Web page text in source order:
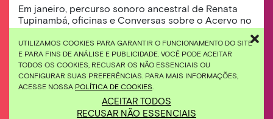
UTILIZAMOS COOKIES PARA GARANTIR O FUNCIONAMENTO DO SITE
E PARA FINS DE ANÁLISE E PUBLICIDADE. VOCÊ PODE ACEITAR
TODOS OS COOKIES, RECUSAR OS NÃO ESSENCIAIS OU
CONFIGURAR SUAS PREFERÊNCIAS. PARA MAIS INFORMAÇÕES,
ACESSE NOSSA POLÍTICA DE COOKIES
ACEITAR TODOS
RECUSAR NÃO ESSENCIAIS
Em janeiro, participe de um percurso sonoro
ancestral com Renata
Tupinambá, oficinas, Conversas sobre o
Acervo e muito mais no Inhotim!
Em janeiro, percurso sonoro ancestral de Renata
Tupinambá, oficinas e Conversas sobre o Acervo no
Inhotim. Foto: William Gomes